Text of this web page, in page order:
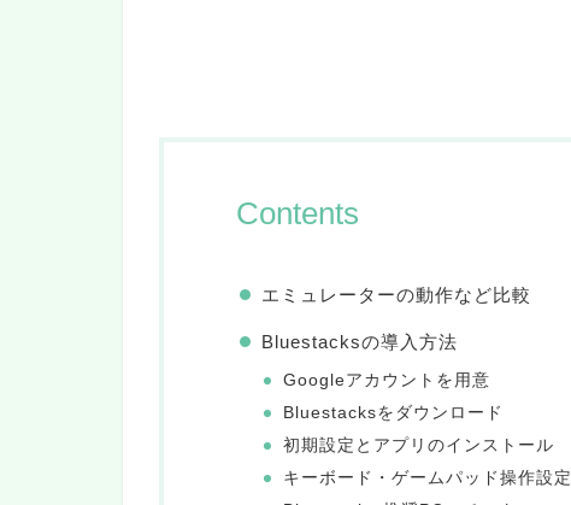
Contents
エミュレーターの動作など比較
Bluestacksの導入方法
Googleアカウントを用意
Bluestacksをダウンロード
初期設定とアプリのインストール
キーボード・ゲームパッド操作設定